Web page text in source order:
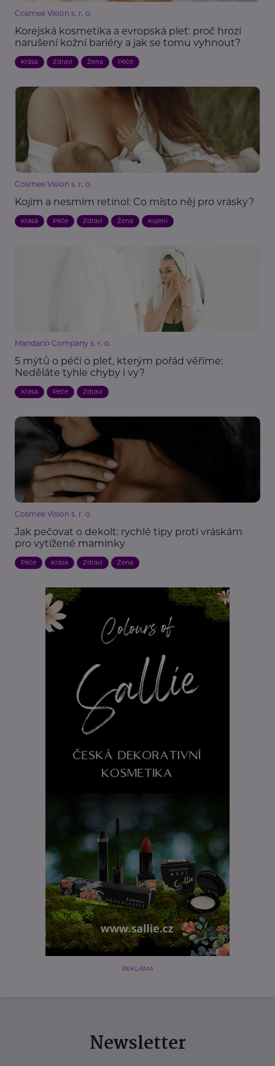
Cosmee Vision s. r. o.
Korejská kosmetika a evropská pleť: proč hrozí
narušení kožní bariéry a jak se tomu vyhnout?
Krása Zdraví Žena Péče
Cosmee Vision s. r. o.
Kojím a nesmím retinol: Co místo něj pro vrásky?
Krása Péče Zdraví Žena Kojení
Mandario Company s. r. o.
5 mýtů o péči o pleť, kterým pořád věříme:
Neděláte tyhle chyby i vy?
Krása Péče Zdraví
Cosmee Vision s. r. o.
Jak pečovat o dekolt: rychlé tipy proti vráskám
pro vytížené maminky
Péče Krása Zdraví Žena
REKLAMA
Newsletter